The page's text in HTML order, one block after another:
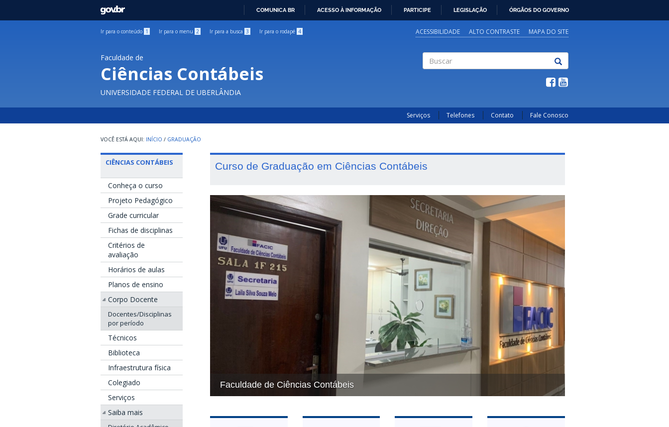
GOVBR
COMUNICA BR ACESSO À INFORMAÇÃO PARTICIPE LEGISLAÇÃO ÓRGÃOS DO GOVERNO
Ir para o conteúdo 1 Ir para o menu 2 Ir para a busca 3 Ir para o rodapé 4 ACESSIBILIDADE ALTO CONTRASTE MAPA DO SITE
Faculdade de
Ciências Contábeis
UNIVERSIDADE FEDERAL DE UBERLÂNDIA
Serviços Telefones Contato Fale Conosco
INÍCIO / GRADUAÇÃO
CIÊNCIAS CONTÁBEIS
Conheça o curso
Projeto Pedagógico
Grade curricular
Fichas de disciplinas
Critérios de
avaliação
Horários de aulas
Planos de ensino
Corpo Docente
Docentes/Disciplinas
por período
Técnicos
Biblioteca
Infraestrutura física
Colegiado
Serviços
Saiba mais
Curso de Graduação em Ciências Contábeis
Faculdade de Ciências Contábeis